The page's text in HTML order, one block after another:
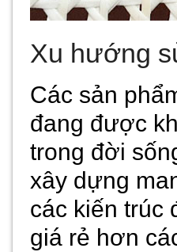
Xu hướng
Các sản
đang được
trong đời
xây dựng
các kiến trúc
giá rẻ hơn